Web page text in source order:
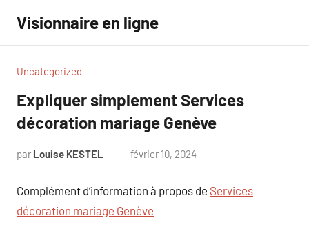
contenu
Visionnaire en ligne
Uncategorized
Expliquer simplement Services
décoration mariage Genève
par Louise KESTEL février 10, 2024
Complément d’information à propos de Services
décoration mariage Genève